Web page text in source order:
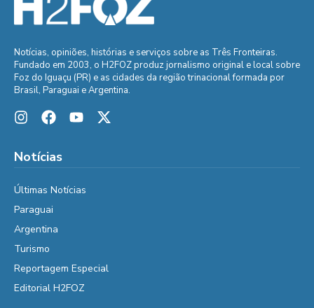
Notícias, opiniões, histórias e serviços sobre as Três Fronteiras.
Fundado em 2003, o H2FOZ produz jornalismo original e local sobre
Foz do Iguaçu (PR) e as cidades da região trinacional formada por
Brasil, Paraguai e Argentina.
Notícias
Últimas Notícias
Paraguai
Argentina
Turismo
Reportagem Especial
Editorial H2FOZ